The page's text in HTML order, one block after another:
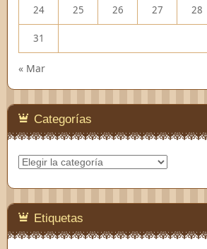
24 25 26 27 28
31
« Mar
Categorías
Categorías
Etiquetas